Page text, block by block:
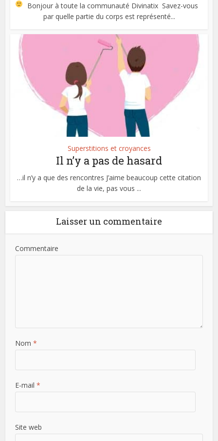
Bonjour à toute la communauté Divinatix Savez-vous
par quelle partie du corps est représenté...
Superstitions et croyances
Il n’y a pas de hasard
…il n’y a que des rencontres J’aime beaucoup cette citation
de la vie, pas vous ...
Laisser un commentaire
Commentaire
Nom*
E-mail*
Site web